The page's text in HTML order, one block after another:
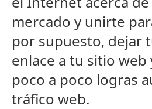
mercado y unirte
por supuesto, dejar
enlace a tu sitio web
poco a poco logras
tráfico web.